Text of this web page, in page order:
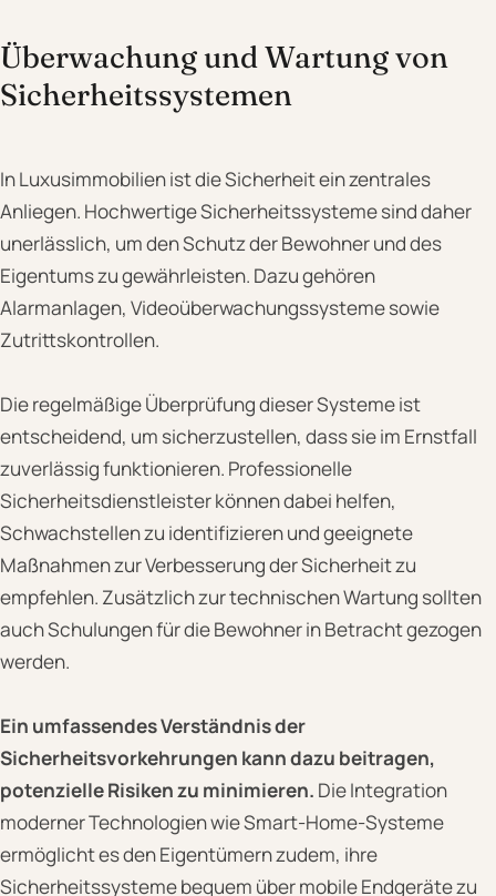
Überwachung und Wartung von
Sicherheitssystemen
In Luxusimmobilien ist die Sicherheit ein zentrales
Anliegen. Hochwertige Sicherheitssysteme sind daher
unerlässlich, um den Schutz der Bewohner und des
Eigentums zu gewährleisten. Dazu gehören
Alarmanlagen, Videoüberwachungssysteme sowie
Zutrittskontrollen.
Die regelmäßige Überprüfung dieser Systeme ist
entscheidend, um sicherzustellen, dass sie im Ernstfall
zuverlässig funktionieren. Professionelle
Sicherheitsdienstleister können dabei helfen,
Schwachstellen zu identifizieren und geeignete
Maßnahmen zur Verbesserung der Sicherheit zu
empfehlen. Zusätzlich zur technischen Wartung sollten
auch Schulungen für die Bewohner in Betracht gezogen
werden.
Ein umfassendes Verständnis der
Sicherheitsvorkehrungen kann dazu beitragen,
potenzielle Risiken zu minimieren. Die Integration
moderner Technologien wie Smart-Home-Systeme
ermöglicht es den Eigentümern zudem, ihre
Sicherheitssysteme bequem über mobile Endgeräte zu